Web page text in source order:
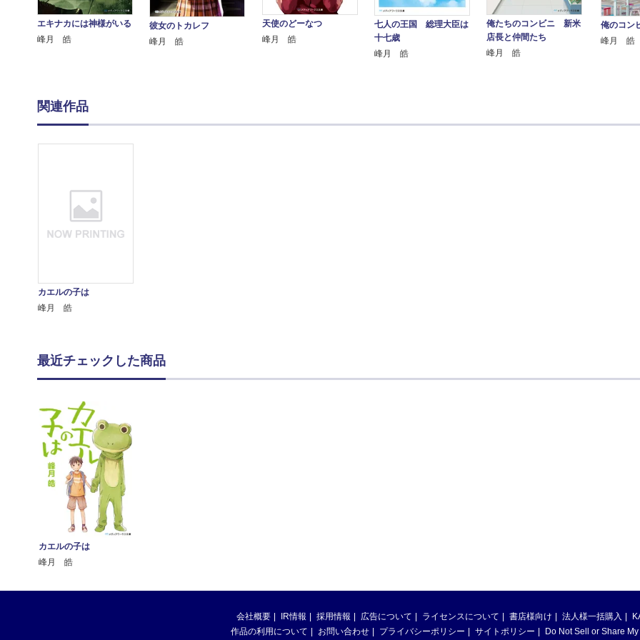
エキナカには神様がいる
峰月 皓
彼女のトカレフ
峰月 皓
天使のどーなつ
峰月 皓
七人の王国 総理大臣は
十七歳
峰月 皓
俺たちのコンビニ 新米
店長と仲間たち
峰月 皓
俺のコン
峰月 皓
関連作品
カエルの子は
峰月 皓
最近チェックした商品
カエルの子は
峰月 皓
会社概要 IR情報 採用情報 広告について ライセンスについて 書店様向け 法人様一括購入
作品の利用について
お問い合わせ プライバシーポリシー サイトポリシー Do Not Sell or Share